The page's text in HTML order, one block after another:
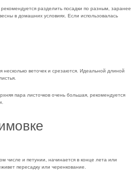
разделить посадки по разным, заранее
в домашних условиях. Если использовалась
веточек и срезаются. Идеальной длиной
пара листочков очень большая, рекомендуется
числе и петунии, начинается в конце лета или
пересадку или черенкование.